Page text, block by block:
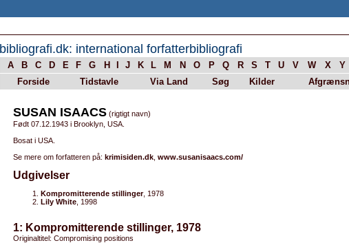
bibliografi.dk: international forfatterbibliografi
A B C D E F G H J K L M N O P Q R S T U V W X Y
Forside
Tidstavle Via Land Søg Kilder
SUSAN ISAACS (rigtigt navn)
Født 07.12.1943 i Brooklyn, USA.
Bosat i USA.
Se mere om forfatteren på: krimisiden.dk www.susanisaacs.com/
Udgivelser
Kompromitterende stillinger, 1978
Lily White , 1998
1: Kompromitterende stillinger, 1978
Originaltitel: Compromising positions